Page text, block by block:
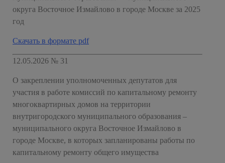
округа Восточное Измайлово в городе Москве за 2025
год
Скачать в формате pdf
12.05.2026 № 31
О закреплении уполномоченных депутатов для
участия в работе комиссий по капитальному ремонту
многоквартирных домов на территории
внутригородского муниципального образования –
муниципального округа Восточное Измайлово в
городе Москве, в которых запланированы работы по
капитальному ремонту общего имущества